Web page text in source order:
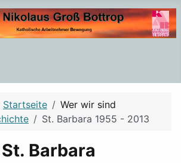
Startseite
Wer wir sind
St. Barbara 1955 - 2013
Barbara